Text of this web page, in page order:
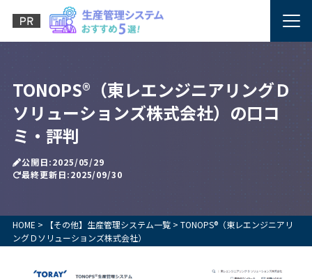
TONOPS®（東レエンジニアリングＤ
ソリューションズ株式会社）の口コ
ミ・評判
公開日:2025/05/29
最終更新日:2025/09/30
HOME > 【その他】生産管理システム一覧> TONOPS®（東レエンジニアリ
ングＤソリューションズ株式会社）